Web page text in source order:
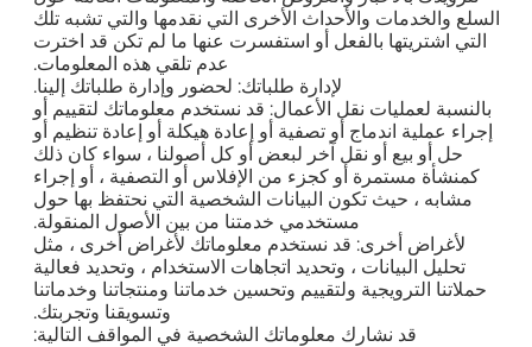
السلع والخدمات والأحداث الأخرى التي نقدمها والتي تشبه تلك
التي اشتريتها بالفعل أو استفسرت عنها ما لم تكن قد اخترت
عدم تلقي هذه المعلومات.
لإدارة طلباتك: لحضور وإدارة طلباتك إلينا.
بالنسبة لعمليات نقل الأعمال: قد نستخدم معلوماتك لتقييم أو
إجراء عملية اندماج أو تصفية أو إعادة هيكلة أو إعادة تنظيم أو
حل أو بيع أو نقل آخر لبعض أو كل أصولنا ، سواء كان ذلك
كمنشأة مستمرة أو كجزء من الإفلاس أو التصفية ، أو إجراء
مشابه ، حيث تكون البيانات الشخصية التي نحتفظ بها حول
مستخدمي خدمتنا من بين الأصول المنقولة.
لأغراض أخرى: قد نستخدم معلوماتك لأغراض أخرى ، مثل
تحليل البيانات ، وتحديد اتجاهات الاستخدام ، وتحديد فعالية
حملاتنا الترويجية ولتقييم وتحسين خدماتنا ومنتجاتنا وخدماتنا
وتسويقنا وتجربتك.
قد نشارك معلوماتك الشخصية في المواقف التالية: